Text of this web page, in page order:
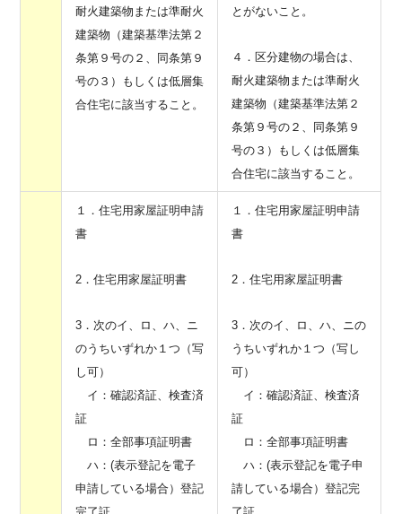
耐火建築物または準耐火
建築物（建築基準法第２
条第９号の２、同条第９
号の３）もしくは低層集
合住宅に該当すること。
とがないこと。
４．区分建物の場合は、
耐火建築物または準耐火
建築物（建築基準法第２
条第９号の２、同条第９
号の３）もしくは低層集
合住宅に該当すること。
１．住宅用家屋証明申請
書
2．住宅用家屋証明書
3．次のイ、ロ、ハ、ニ
のうちいずれか１つ（写
し可）
イ：確認済証、検査済
証
ロ：全部事項証明書
ハ：(表示登記を電子
申請している場合）登記
１．住宅用家屋証明申請
書
2．住宅用家屋証明書
3．次のイ、ロ、ハ、ニの
うちいずれか１つ（写し
可）
イ：確認済証、検査済
証
ロ：全部事項証明書
ハ：(表示登記を電子申
請している場合）登記完